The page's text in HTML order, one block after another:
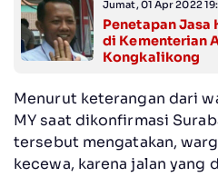
Jumat, 01 Apr 2022
Penetapan Jasa
di Kementerian
Kongkalikong
Menurut keterangan dari
MY saat dikonfirmasi
tersebut mengatakan,
kecewa, karena jalan yang